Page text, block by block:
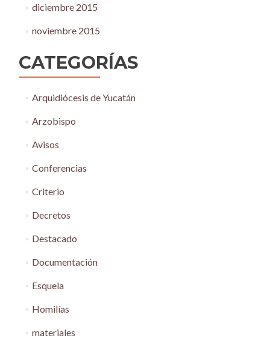
diciembre 2015
noviembre 2015
CATEGORÍAS
Arquidiócesis de Yucatán
Arzobispo
Avisos
Conferencias
Criterio
Decretos
Destacado
Documentación
Esquela
Homilías
materiales